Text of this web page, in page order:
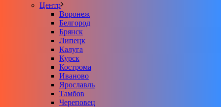
Центр
Воронеж
Белгород
Брянск
Липецк
Калуга
Курск
Кострома
Иваново
Ярославль
Тамбов
Череповец